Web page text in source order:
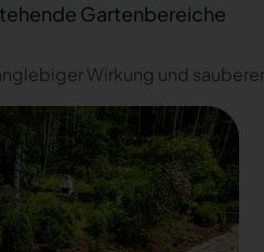
Gartenbereiche
Wirkung und